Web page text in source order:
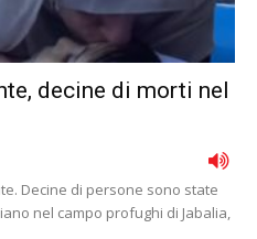
decine di morti nel
Decine di persone sono state
nel campo profughi di Jabalia,